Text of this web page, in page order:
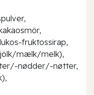
fruktossirap,
mælk/melk),
nødder/-nøtter,